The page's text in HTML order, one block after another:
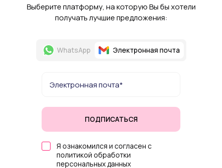
Выберите платформу, на которую Вы бы хотели
получать лучшие предложения:
WhatsApp Электронная почта
ПОДПИСАТЬСЯ
Я ознакомился и согласен с
политикой обработки
персональных данных